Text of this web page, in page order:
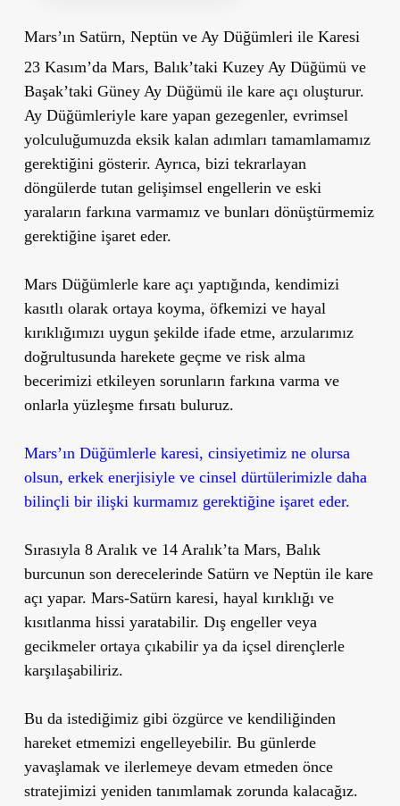
Mars’ın Satürn, Neptün ve Ay Düğümleri ile Karesi
23 Kasım’da Mars, Balık’taki Kuzey Ay Düğümü ve
Başak’taki Güney Ay Düğümü ile kare açı oluşturur.
Ay Düğümleriyle kare yapan gezegenler, evrimsel
yolculuğumuzda eksik kalan adımları tamamlamamız
gerektiğini gösterir. Ayrıca, bizi tekrarlayan
döngülerde tutan gelişimsel engellerin ve eski
yaraların farkına varmamız ve bunları dönüştürmemiz
gerektiğine işaret eder.
Mars Düğümlerle kare açı yaptığında, kendimizi
kasıtlı olarak ortaya koyma, öfkemizi ve hayal
kırıklığımızı uygun şekilde ifade etme, arzularımız
doğrultusunda harekete geçme ve risk alma
becerimizi etkileyen sorunların farkına varma ve
onlarla yüzleşme fırsatı buluruz.
Mars’ın Düğümlerle karesi, cinsiyetimiz ne olursa
olsun, erkek enerjisiyle ve cinsel dürtülerimizle daha
bilinçli bir ilişki kurmamız gerektiğine işaret eder.
Sırasıyla 8 Aralık ve 14 Aralık’ta Mars, Balık
burcunun son derecelerinde Satürn ve Neptün ile kare
açı yapar. Mars-Satürn karesi, hayal kırıklığı ve
kısıtlanma hissi yaratabilir. Dış engeller veya
gecikmeler ortaya çıkabilir ya da içsel dirençlerle
karşılaşabiliriz.
Bu da istediğimiz gibi özgürce ve kendiliğinden
hareket etmemizi engelleyebilir. Bu günlerde
yavaşlamak ve ilerlemeye devam etmeden önce
stratejimizi yeniden tanımlamak zorunda kalacağız.